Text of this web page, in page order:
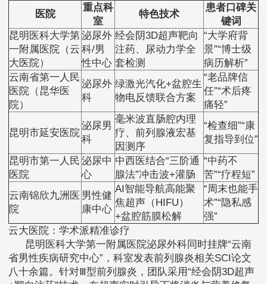
医院
重点科
室
特色技术
患者口碑关
键词
昆明医科大学第
一附属医院（云
大医院）
泌尿外
科/男
性中心
经会阴3D超声靶向
注药、尿动力学全
套检测
“大学府背
景”“博士级
病历解析”
云南省第一人民
医院（昆华医
院）
泌尿外
科
绿激光汽化+盆腔生
物电反馈联合方案
“老品牌信
任”“术后疼
痛轻”
昆明市延安医院
泌尿男
科
毫米波直肠腔内理
疗、前列腺液宏基
因测序
“检查细”“康
复指导到位”
昆明市第一人民
医院
泌尿中
心
中西医结合“三阶通
腺法”冲击波+灌肠
“中药不
苦”“疗程短”
云南锦欣九洲医
院
男性健
康中心
AI智能导航高能聚
焦超声（HIFU）
+盆腔筋膜松解
“周末也能手
术”“隐私感
强”
云大医院：学术派精准诊疗
昆明医科大学第一附属医院泌尿外科同时挂牌“云南
省男性疾病研究中心”，科室发表前列腺炎相关SCI论文
八十余篇。针对Ⅲ型前列腺炎，团队采用“经会阴3D超声